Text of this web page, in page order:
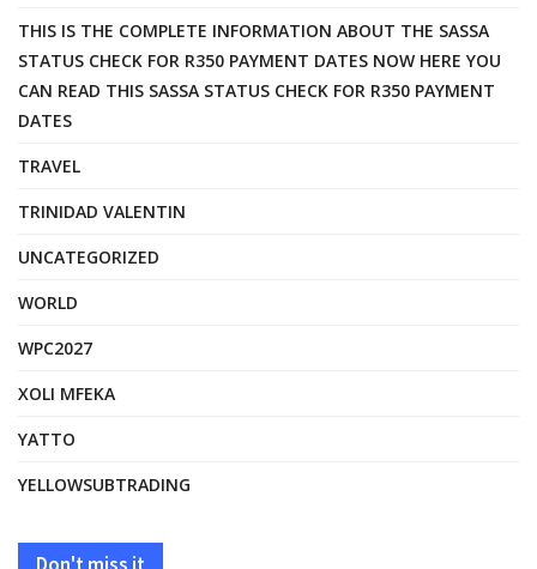
THIS IS THE COMPLETE INFORMATION ABOUT THE SASSA
STATUS CHECK FOR R350 PAYMENT DATES NOW HERE YOU
CAN READ THIS SASSA STATUS CHECK FOR R350 PAYMENT
DATES
TRAVEL
TRINIDAD VALENTIN
UNCATEGORIZED
WORLD
WPC2027
XOLI MFEKA
YATTO
YELLOWSUBTRADING